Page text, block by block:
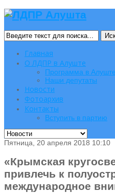
Главная
О ЛДПР в Алуште
Программа в Алуште
Наши депутаты
Новости
Фотоархив
Контакты
Вступить в партию
Пятница, 20 апреля 2018 10:10
«Крымская
привлечь к
международное